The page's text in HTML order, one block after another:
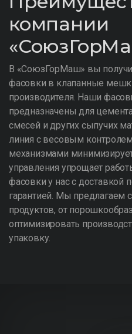
компании
В «СоюзГорМаш» вы
фасовки в клапанные
производителя. Наши
предназначены для
смесей и других сыпучих
линия с весовым
механизмами
управления упрощает
фасовки у нас с доставкой
гарантией. Мы предлагаем
продуктов, от
оптимизировать
упаковку.